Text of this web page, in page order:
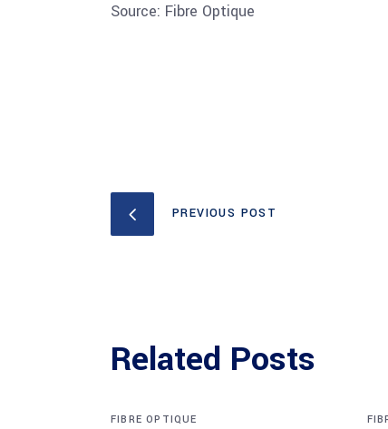
Source: Fibre Optique
PREVIOUS POST
Related Posts
FIBRE OPTIQUE